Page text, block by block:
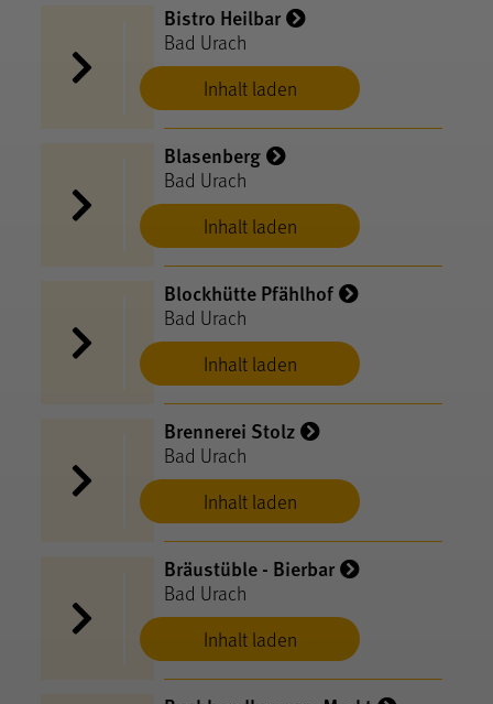
Inhalt laden
Bistro Heilbar
Bad Urach
Inhalt laden
Blasenberg
Bad Urach
Inhalt laden
Blockhütte Pfählhof
Bad Urach
Inhalt laden
Brennerei Stolz
Bad Urach
Inhalt laden
Bräustüble - Bierbar
Bad Urach